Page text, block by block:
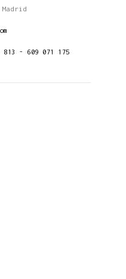
813 - 609 071 175